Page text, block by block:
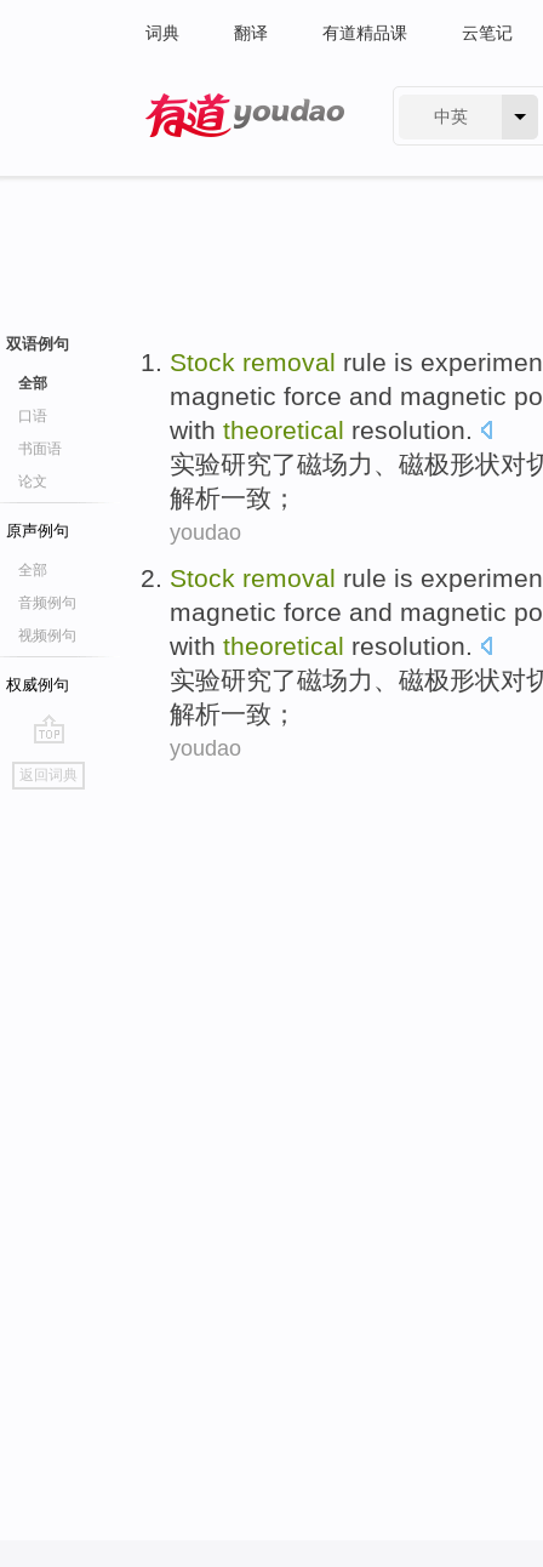
词典 翻译 有道精品课 云笔记
中英
双语例句
全部
口语
书面语
论文
原声例句
全部
音频例句
视频例句
权威例句
go
top
返回词典
Stock removal rule is
magnetic force and magnetic
with theoretical resolution.
实验研究了磁场力 、 磁极形状对
解析一致 ；
youdao
Stock removal rule is
magnetic force and magnetic
with theoretical resolution.
实验研究了磁场力 、 磁极形状对
解析一致 ；
youdao